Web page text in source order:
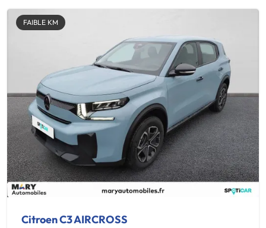
FAIBLE KM
Citroen C3 AIRCROSS